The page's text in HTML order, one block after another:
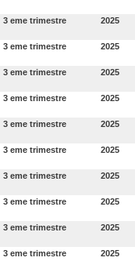
3 eme trimestre 2025
3 eme trimestre 2025
3 eme trimestre 2025
3 eme trimestre 2025
3 eme trimestre 2025
3 eme trimestre 2025
3 eme trimestre 2025
3 eme trimestre 2025
3 eme trimestre 2025
3 eme trimestre 2025